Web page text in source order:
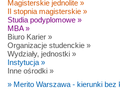
Magisterskie jednolite »
II stopnia magisterskie »
Studia podyplomowe »
MBA »
Biuro Karier »
Organizacje studenckie »
Wydziały, jednostki »
Instytucja »
Inne ośrodki »
» Merito Warszawa - kierunki bez